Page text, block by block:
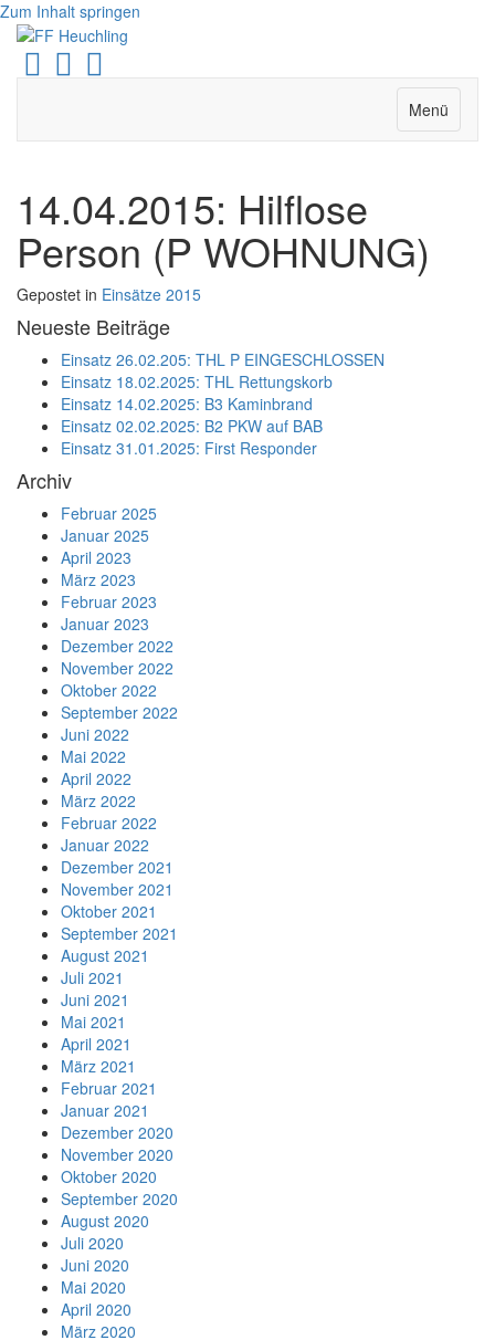
Zum Inhalt springen
FacebookYoutubeInstagram
Menü
14.04.2015: Hilflose
Person (P WOHNUNG)
Gepostet in Einsätze 2015
Neueste Beiträge
Einsatz 26.02.205: THL P EINGESCHLOSSEN
Einsatz 18.02.2025: THL Rettungskorb
Einsatz 14.02.2025: B3 Kaminbrand
Einsatz 02.02.2025: B2 PKW auf BAB
Einsatz 31.01.2025: First Responder
Archiv
Februar 2025
Januar 2025
April 2023
März 2023
Februar 2023
Januar 2023
Dezember 2022
November 2022
Oktober 2022
September 2022
Juni 2022
Mai 2022
April 2022
März 2022
Februar 2022
Januar 2022
Dezember 2021
November 2021
Oktober 2021
September 2021
August 2021
Juli 2021
Juni 2021
Mai 2021
April 2021
März 2021
Februar 2021
Januar 2021
Dezember 2020
November 2020
Oktober 2020
September 2020
August 2020
Juli 2020
Juni 2020
Mai 2020
April 2020
März 2020